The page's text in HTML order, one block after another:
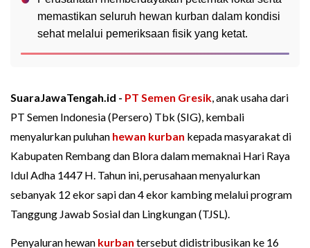
memastikan seluruh hewan kurban dalam kondisi
sehat melalui pemeriksaan fisik yang ketat.
SuaraJawaTengah.id - PT Semen Gresik, anak usaha dari
PT Semen Indonesia (Persero) Tbk (SIG), kembali
menyalurkan puluhan hewan kurban kepada masyarakat di
Kabupaten Rembang dan Blora dalam memaknai Hari Raya
Idul Adha 1447 H. Tahun ini, perusahaan menyalurkan
sebanyak 12 ekor sapi dan 4 ekor kambing melalui program
Tanggung Jawab Sosial dan Lingkungan (TJSL).
Penyaluran hewan kurban tersebut didistribusikan ke 16